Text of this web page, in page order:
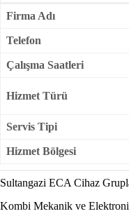
Firma Adı
Telefon
Çalışma Saatleri
Hizmet Türü
Servis Tipi
Hizmet Bölgesi
Sultangazi ECA Cihaz
Kombi Mekanik ve